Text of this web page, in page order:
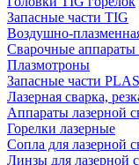
Запасные части TIG
Воздушно-
Сварочные
Плазмотроны
Запасные части
Лазерная сварка,
Аппараты лазерной
Горелки лазерные
Сопла для лазерной
Линзы для лазерной